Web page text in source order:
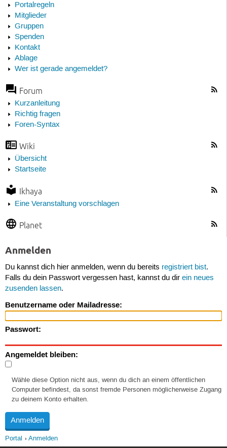
Portalregeln
Mitglieder
Gruppen
Spenden
Kontakt
Ablage
Wer ist gerade angemeldet?
Forum
Kurzanleitung
Richtig fragen
Foren-Syntax
Wiki
Übersicht
Startseite
Ikhaya
Eine Veranstaltung vorschlagen
Planet
Anmelden
Du kannst dich hier anmelden, wenn du bereits registriert bist.
Falls du dein Passwort vergessen hast, kannst du dir ein neues
zusenden lassen.
Benutzername oder Mailadresse:
Passwort:
Angemeldet bleiben:
Wähle diese Option nicht aus, wenn du dich an einem öffentlichen
Computer befindest, da sonst fremde Personen möglicherweise Zugang
zu deinem Konto erhalten.
Portal Anmelden